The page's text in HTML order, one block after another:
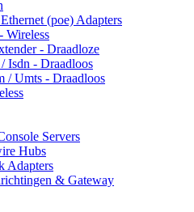
(poe) Adapters
Wireless
- Draadloze
Isdn - Draadloos
/ Umts - Draadloos
Servers
Hubs
Adapters
& Gateway